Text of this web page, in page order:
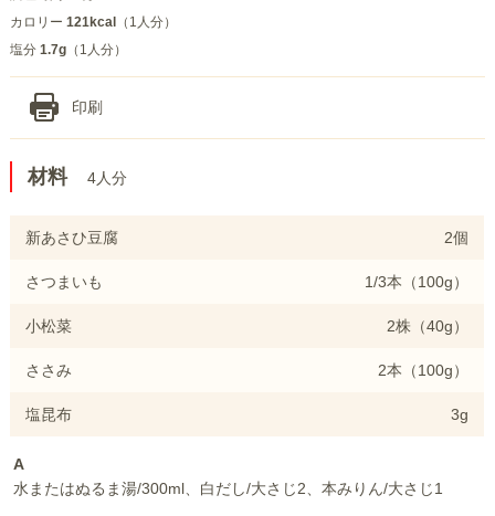
カロリー121kcal （1人分）
塩分1.7g （1人分）
印刷
材料 4人分
新あさひ豆腐 2個
さつまいも 1/3本（100g）
小松菜 2株（40g）
ささみ 2本（100g）
塩昆布 3g
A
水またはぬるま湯/300ml、白だし/大さじ2、本みりん/大さじ1